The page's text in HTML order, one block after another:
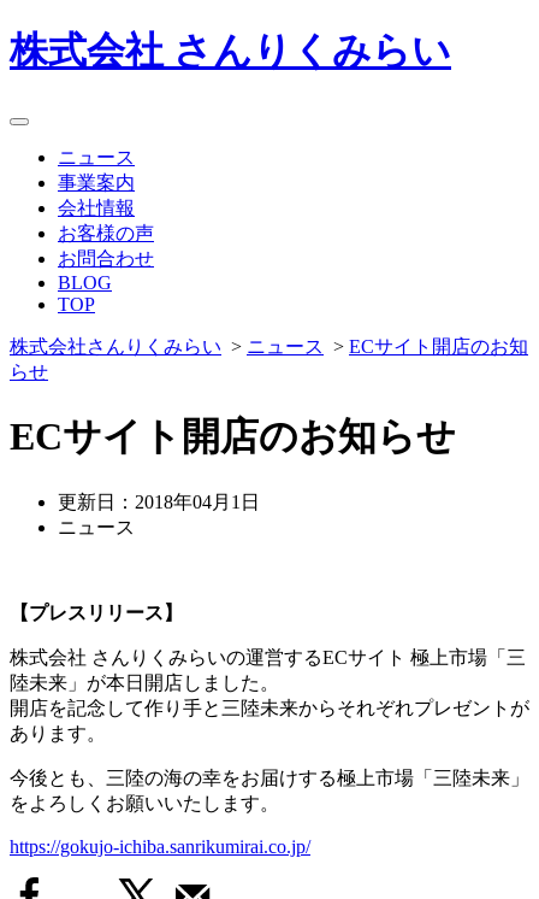
株式会社 さんりくみらい
ニュース
事業案内
会社情報
お客様の声
お問合わせ
BLOG
TOP
株式会社さんりくみらい > ニュース > ECサイト開店のお知
らせ
ECサイト開店のお知らせ
更新日：2018年04月1日
ニュース
【プレスリリース】
株式会社 さんりくみらいの運営するECサイト 極上市場「三
陸未来」が本日開店しました。
開店を記念して作り手と三陸未来からそれぞれプレゼントが
あります。
今後とも、三陸の海の幸をお届けする極上市場「三陸未来」
をよろしくお願いいたします。
https://gokujo-ichiba.sanrikumirai.co.jp/